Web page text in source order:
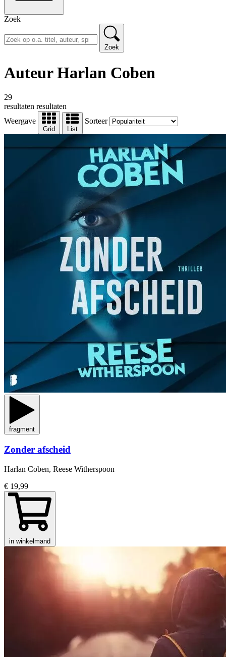
Zoek
Zoek
Auteur Harlan Coben
29
resultaten resultaten
Weergave
Grid List
Sorteer
fragment
Zonder afscheid
Harlan Coben, Reese Witherspoon
€ 19,99
in winkelmand